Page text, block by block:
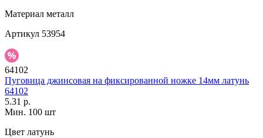
Материал металл
Артикул 53954
64102
Пуговица джинсовая на фиксированной ножке 14мм латунь
64102
5.31 р.
Мин. 100 шт
Цвет латунь